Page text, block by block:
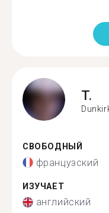
T.
СВОБОДНЫЙ
французский
ИЗУЧАЕТ
английский